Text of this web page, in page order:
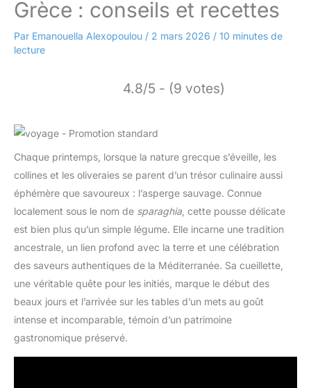
Grèce : conseils et recettes
Par Emanouella Alexopoulou / 2 mars 2026 / 10 minutes de
lecture
4.8/5 - (9 votes)
Chaque printemps, lorsque la nature grecque s’éveille, les
collines et les oliveraies se parent d’un trésor culinaire aussi
éphémère que savoureux : l’asperge sauvage. Connue
localement sous le nom de sparaghia , cette pousse délicate
est bien plus qu’un simple légume. Elle incarne une tradition
ancestrale, un lien profond avec la terre et une célébration
des saveurs authentiques de la Méditerranée. Sa cueillette,
une véritable quête pour les initiés, marque le début des
beaux jours et l’arrivée sur les tables d’un mets au goût
intense et incomparable, témoin d’un patrimoine
gastronomique préservé.